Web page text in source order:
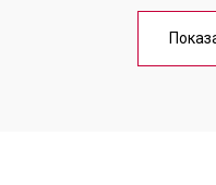
Замена блока питания